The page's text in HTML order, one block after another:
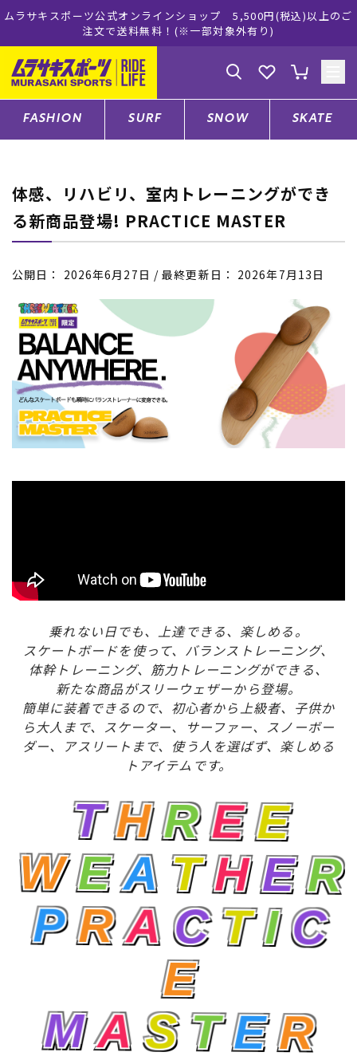
ムラサキスポーツ公式オンラインショップ 5,500円(税込)以上のご
注文で送料無料！(※一部対象外有り)
ゲスト様
ログイン 会員登録
CATEGORY
サーフTOP
スノーTOP
スケートTOP
RIDE LIFE MAGAZINE一
覧
スタッフスナップ
中古/アウトレット スノ
店頭受取サービス
ギフトラッピング
アフターサポート
よくある質問
店舗一覧
お問い合わせ
ニュース
ムラサキスポーツ 公式アプリ
ポイント・クーポンもこのアプリで！
FASHION SURF SNOW SKATE
体感、リハビリ、室内トレーニングができ
る新商品登場! PRACTICE MASTER
公開日： 2026年6月27日 / 最終更新日： 2026年7月13日
乗れない日でも、上達できる、楽しめる。
スケートボードを使って、バランストレーニング、
体幹トレーニング、筋力トレーニングができる、
新たな商品がスリーウェザーから登場。
簡単に装着できるので、初心者から上級者、子供か
ら大人まで、スケーター、サーファー、スノーボー
ダー、アスリートまで、使う人を選ばず、楽しめる
トアイテムです。
T H R E E
W E A T H E R
P R A C T I C
E
M A S T E R